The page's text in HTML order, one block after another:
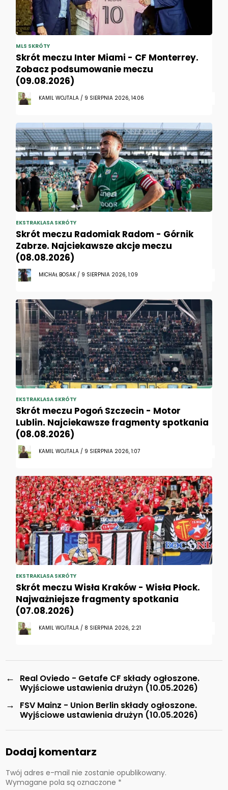
MLS SKRÓTY
Skrót meczu Inter Miami - CF Monterrey.
Zobacz podsumowanie meczu
(09.08.2026)
KAMIL WOJTALA / 9 SIERPNIA 2026, 14:06
EKSTRAKLASA SKRÓTY
Skrót meczu Radomiak Radom - Górnik
Zabrze. Najciekawsze akcje meczu
(08.08.2026)
MICHAŁ BOSAK / 9 SIERPNIA 2026, 1:09
EKSTRAKLASA SKRÓTY
Skrót meczu Pogoń Szczecin - Motor
Lublin. Najciekawsze fragmenty spotkania
(08.08.2026)
KAMIL WOJTALA / 9 SIERPNIA 2026, 1:07
EKSTRAKLASA SKRÓTY
Skrót meczu Wisła Kraków - Wisła Płock.
Najważniejsze fragmenty spotkania
(07.08.2026)
KAMIL WOJTALA / 8 SIERPNIA 2026, 2:21
←
Real Oviedo - Getafe CF składy ogłoszone.
Wyjściowe ustawienia drużyn (10.05.2026)
→
FSV Mainz - Union Berlin składy ogłoszone.
Wyjściowe ustawienia drużyn (10.05.2026)
Dodaj komentarz
Twój adres e-mail nie zostanie opublikowany.
Wymagane pola są oznaczone *